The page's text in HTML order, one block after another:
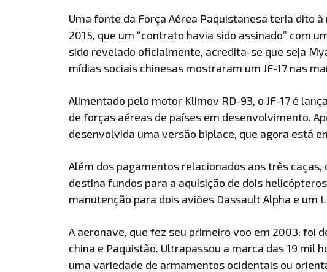
Uma fonte da Força Aérea Paquistanesa teria dito
2015, que um “contrato havia sido assinado” com
sido revelado oficialmente, acredita-se que seja
mídias sociais chinesas mostraram um JF-17 nas
Alimentado pelo motor Klimov RD-93, o JF-17 é
de forças aéreas de países em desenvolvimento.
desenvolvida uma versão biplace, que agora está
Além dos pagamentos relacionados aos três
destina fundos para a aquisição de dois
manutenção para dois aviões Dassault Alpha e um
A aeronave, que fez seu primeiro voo em 2003, foi
china e Paquistão. Ultrapassou a marca das 19 mil
uma variedade de armamentos ocidentais ou